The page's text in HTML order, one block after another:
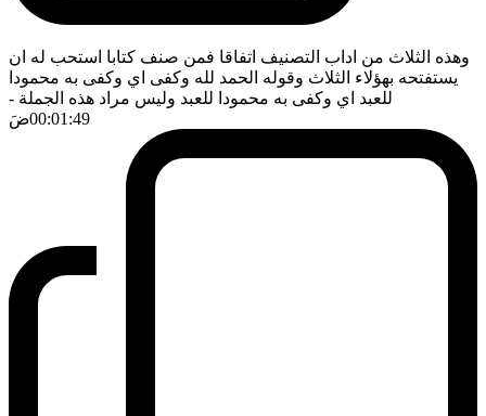
وهذه الثلاث من اداب التصنيف اتفاقا فمن صنف كتابا استحب له ان
يستفتحه بهؤلاء الثلاث وقوله الحمد لله وكفى اي وكفى به محمودا
للعبد اي وكفى به محمودا للعبد وليس مراد هذه الجملة -
00:01:49ضَ